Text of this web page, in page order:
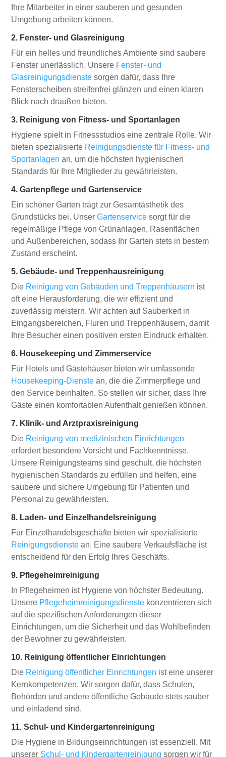
Ihre Mitarbeiter in einer sauberen und gesunden
Umgebung arbeiten können.
2. Fenster- und Glasreinigung
Für ein helles und freundliches Ambiente sind saubere
Fenster unerlässlich. Unsere Fenster- und
Glasreinigungsdienste sorgen dafür, dass Ihre
Fensterscheiben streifenfrei glänzen und einen klaren
Blick nach draußen bieten.
3. Reinigung von Fitness- und Sportanlagen
Hygiene spielt in Fitnessstudios eine zentrale Rolle. Wir
bieten spezialisierte Reinigungsdienste für Fitness- und
Sportanlagen an, um die höchsten hygienischen
Standards für Ihre Mitglieder zu gewährleisten.
4. Gartenpflege und Gartenservice
Ein schöner Garten trägt zur Gesamtästhetik des
Grundstücks bei. UnserGartenservice sorgt für die
regelmäßige Pflege von Grünanlagen, Rasenflächen
und Außenbereichen, sodass Ihr Garten stets in bestem
Zustand erscheint.
5. Gebäude- und Treppenhausreinigung
Die Reinigung von Gebäuden und Treppenhäusern ist
oft eine Herausforderung, die wir effizient und
zuverlässig meistern. Wir achten auf Sauberkeit in
Eingangsbereichen, Fluren und Treppenhäusern, damit
Ihre Besucher einen positiven ersten Eindruck erhalten.
6. Housekeeping und Zimmerservice
Für Hotels und Gästehäuser bieten wir umfassende
Housekeeping-Dienste an, die die Zimmerpflege und
den Service beinhalten. So stellen wir sicher, dass Ihre
Gäste einen komfortablen Aufenthalt genießen können.
7. Klinik- und Arztpraxisreinigung
Die Reinigung von medizinischen Einrichtungen
erfordert besondere Vorsicht und Fachkenntnisse.
Unsere Reinigungsteams sind geschult, die höchsten
hygienischen Standards zu erfüllen und helfen, eine
saubere und sichere Umgebung für Patienten und
Personal zu gewährleisten.
8. Laden- und Einzelhandelsreinigung
Für Einzelhandelsgeschäfte bieten wir spezialisierte
Reinigungsdienste an. Eine saubere Verkaufsfläche ist
entscheidend für den Erfolg Ihres Geschäfts.
9. Pflegeheimreinigung
In Pflegeheimen ist Hygiene von höchster Bedeutung.
Unsere Pflegeheimreinigungsdienste konzentrieren sich
auf die spezifischen Anforderungen dieser
Einrichtungen, um die Sicherheit und das Wohlbefinden
der Bewohner zu gewährleisten.
10. Reinigung öffentlicher Einrichtungen
Die Reinigung öffentlicher Einrichtungen ist eine unserer
Kernkompetenzen. Wir sorgen dafür, dass Schulen,
Behörden und andere öffentliche Gebäude stets sauber
und einladend sind.
11. Schul- und Kindergartenreinigung
Die Hygiene in Bildungseinrichtungen ist essenziell. Mit
unserer Schul- und Kindergartenreinigung sorgen wir für